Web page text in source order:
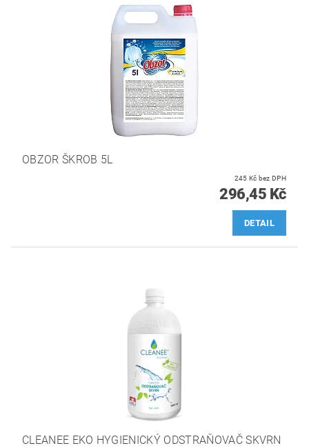
OBZOR ŠKROB 5L
245 Kč bez DPH
296,45 Kč
DETAIL
CLEANEE EKO HYGIENICKÝ ODSTRAŇOVAČ SKVRN